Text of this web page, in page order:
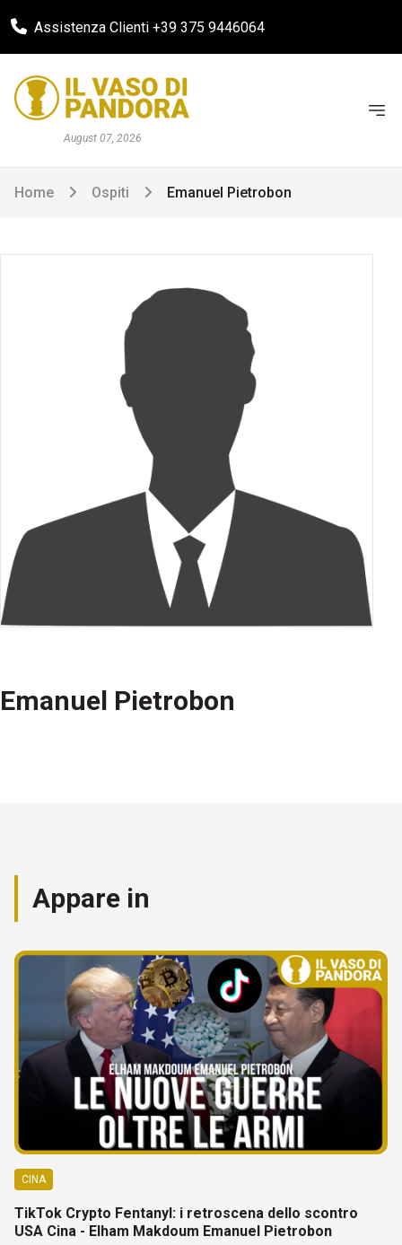
Assistenza Clienti +39 375 9446064
August 07, 2026
Home Ospiti Emanuel Pietrobon
Emanuel Pietrobon
Appare in
CINA
TikTok Crypto Fentanyl: i retroscena dello scontro
USA Cina - Elham Makdoum Emanuel Pietrobon